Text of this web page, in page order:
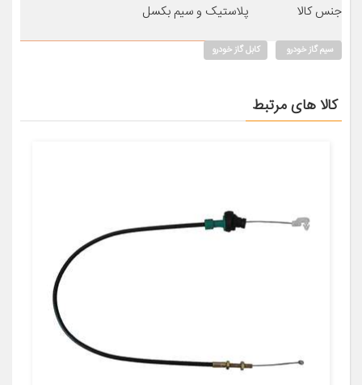
جنس کالا پلاستیک و سیم بکسل
سیم گاز خودرو کابل گاز خودرو
کالا های مرتبط